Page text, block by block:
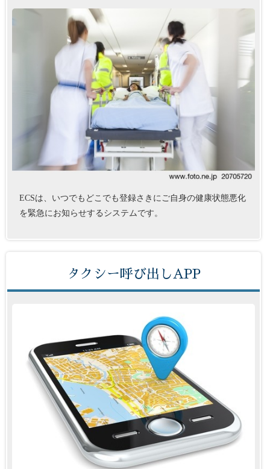
ECSは、いつでもどこでも登録さきにご自身の健康状態悪化
を緊急にお知らせするシステムです。
タクシー呼び出しAPP